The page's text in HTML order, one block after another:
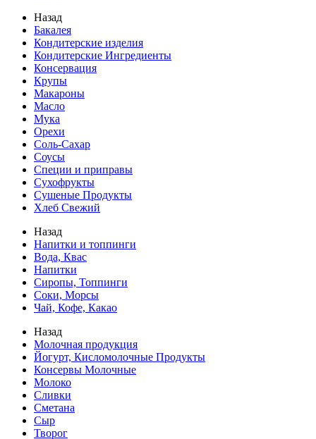
Назад
Бакалея
Кондитерские изделия
Кондитерские Ингредиенты
Консервация
Крупы
Макароны
Масло
Мука
Орехи
Соль-Сахар
Соусы
Специи и приправы
Сухофрукты
Сушеные Продукты
Хлеб Свежий
Назад
Напитки и топпинги
Вода, Квас
Напитки
Сиропы, Топпинги
Соки, Морсы
Чай, Кофе, Какао
Назад
Молочная продукция
Йогурт, Кисломолочные Продукты
Консервы Молочные
Молоко
Сливки
Сметана
Сыр
Творог